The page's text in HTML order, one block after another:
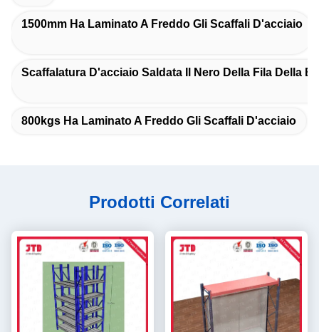
1500mm Ha Laminato A Freddo Gli Scaffali D'acciaio
Scaffalatura D'acciaio Saldata Il Nero Della Fila Della
800kgs Ha Laminato A Freddo Gli Scaffali D'acciaio
Prodotti Correlati